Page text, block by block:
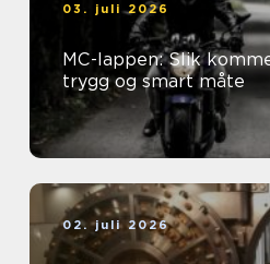
03. juli 2026
MC-lappen: Slik
trygg og smart måte
02. juli 2026